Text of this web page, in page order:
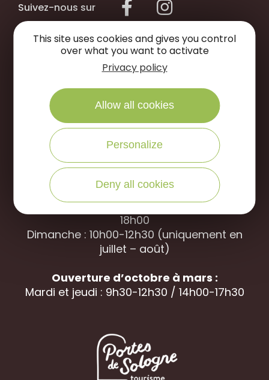
Suivez-nous sur
NOUS ÉCRIRE
NOUS APPELER
Office de Tourisme des Portes de Sologne
Rue des jardins, 45240 La
Ferté Saint-
Aubin
Ouverture d’avril à septembre
Du mardi au samedi : 9h30-12h30 / 14h00-
18h00
Dimanche : 10h00-12h30 (uniquement en
juillet – août)
Ouverture d’octobre à mars :
Mardi et jeudi : 9h30-12h30 / 14h00-17h30
This site uses cookies and gives you control
over what you want to activate
Privacy policy
Allow all cookies
Personalize
Deny all cookies